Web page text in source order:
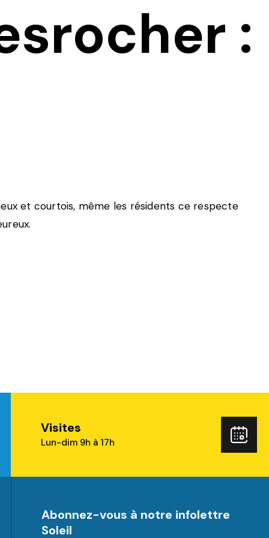
:
et courtois, même les résidents ce respecte
Visites
Lun-dim 9h à 17h
Abonnez-vous à notre infolettre
Soleil